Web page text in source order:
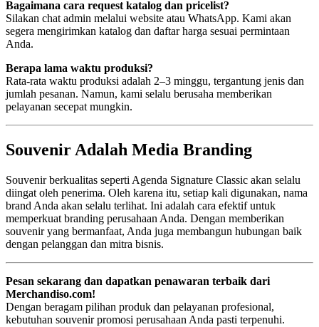
Bagaimana cara request katalog dan pricelist?
Silakan chat admin melalui website atau WhatsApp. Kami akan
segera mengirimkan katalog dan daftar harga sesuai permintaan
Anda.
Berapa lama waktu produksi?
Rata-rata waktu produksi adalah 2–3 minggu, tergantung jenis dan
jumlah pesanan. Namun, kami selalu berusaha memberikan
pelayanan secepat mungkin.
Souvenir Adalah Media Branding
Souvenir berkualitas seperti Agenda Signature Classic akan selalu
diingat oleh penerima. Oleh karena itu, setiap kali digunakan, nama
brand Anda akan selalu terlihat. Ini adalah cara efektif untuk
memperkuat branding perusahaan Anda. Dengan memberikan
souvenir yang bermanfaat, Anda juga membangun hubungan baik
dengan pelanggan dan mitra bisnis.
Pesan sekarang dan dapatkan penawaran terbaik dari
Merchandiso.com!
Dengan beragam pilihan produk dan pelayanan profesional,
kebutuhan souvenir promosi perusahaan Anda pasti terpenuhi.